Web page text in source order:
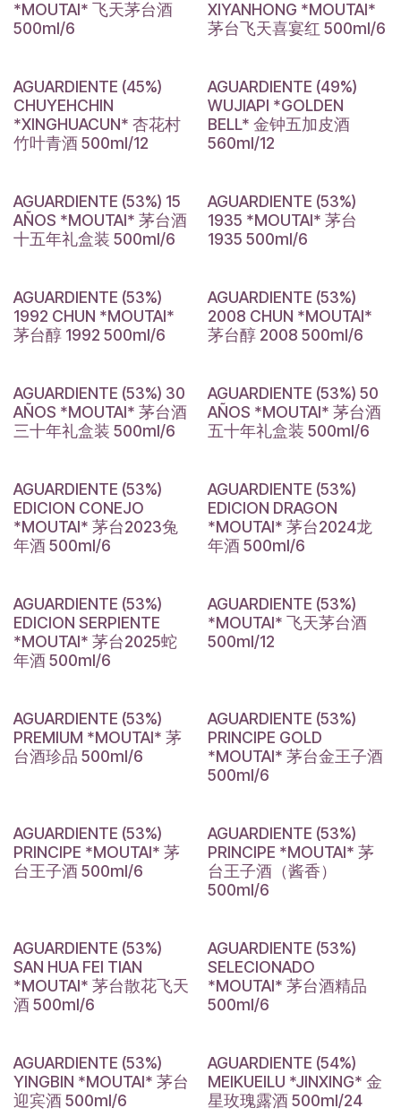
*MOUTAI* 飞天茅台酒
500ml/6
XIYANHONG *MOUTAI*
茅台飞天喜宴红 500ml/6
AGUARDIENTE (45%)
CHUYEHCHIN
*XINGHUACUN* 杏花村
竹叶青酒 500ml/12
AGUARDIENTE (49%)
WUJIAPI *GOLDEN
BELL* 金钟五加皮酒
560ml/12
AGUARDIENTE (53%) 15
AÑOS *MOUTAI* 茅台酒
十五年礼盒装 500ml/6
AGUARDIENTE (53%)
1935 *MOUTAI* 茅台
1935 500ml/6
AGUARDIENTE (53%)
1992 CHUN *MOUTAI*
茅台醇 1992 500ml/6
AGUARDIENTE (53%)
2008 CHUN *MOUTAI*
茅台醇 2008 500ml/6
AGUARDIENTE (53%) 30
AÑOS *MOUTAI* 茅台酒
三十年礼盒装 500ml/6
AGUARDIENTE (53%) 50
AÑOS *MOUTAI* 茅台酒
五十年礼盒装 500ml/6
AGUARDIENTE (53%)
EDICION CONEJO
*MOUTAI* 茅台2023兔
年酒 500ml/6
AGUARDIENTE (53%)
EDICION DRAGON
*MOUTAI* 茅台2024龙
年酒 500ml/6
AGUARDIENTE (53%)
EDICION SERPIENTE
*MOUTAI* 茅台2025蛇
年酒 500ml/6
AGUARDIENTE (53%)
*MOUTAI* 飞天茅台酒
500ml/12
AGUARDIENTE (53%)
PREMIUM *MOUTAI* 茅
台酒珍品 500ml/6
AGUARDIENTE (53%)
PRINCIPE GOLD
*MOUTAI* 茅台金王子酒
500ml/6
AGUARDIENTE (53%)
PRINCIPE *MOUTAI* 茅
台王子酒 500ml/6
AGUARDIENTE (53%)
PRINCIPE *MOUTAI* 茅
台王子酒（酱香）
500ml/6
AGUARDIENTE (53%)
SAN HUA FEI TIAN
*MOUTAI* 茅台散花飞天
酒 500ml/6
AGUARDIENTE (53%)
SELECIONADO
*MOUTAI* 茅台酒精品
500ml/6
AGUARDIENTE (53%)
YINGBIN *MOUTAI* 茅台
迎宾酒 500ml/6
AGUARDIENTE (54%)
MEIKUEILU *JINXING* 金
星玫瑰露酒 500ml/24